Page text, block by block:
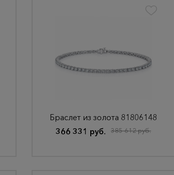
Браслет из золота 81806148
366 331 руб.
385 612 руб.